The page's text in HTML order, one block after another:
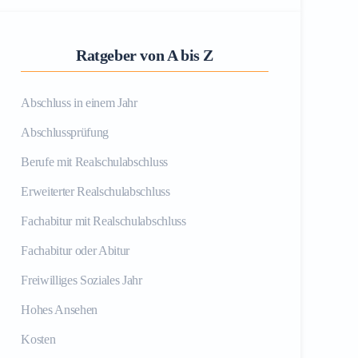
Ratgeber von A bis Z
Abschluss in einem Jahr
Abschlussprüfung
Berufe mit Realschulabschluss
Erweiterter Realschulabschluss
Fachabitur mit Realschulabschluss
Fachabitur oder Abitur
Freiwilliges Soziales Jahr
Hohes Ansehen
Kosten